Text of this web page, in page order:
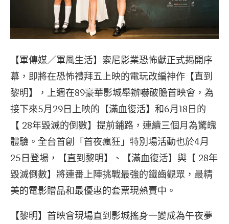
【軍傳媒／軍風生活】索尼影業恐怖獻正式揭開序
幕，即將在恐怖禮拜五上映的電玩改編神作【直到
黎明】，上週在89豪華影城舉辦嚇破膽首映會，為
接下來5月29日上映的【滿血復活】和6月18日的
【 28年毀滅的倒數】提前鋪路，連續三個月為驚魄
體驗。全台首創「首夜瘋狂」特別場活動也於4月
25日登場，【直到黎明】、【滿血復活】與【 28年
毀滅倒數】將連番上陣挑戰最強的鐵齒觀眾，最精
美的電影贈品和最優惠的套票現熱賣中。
【黎明】首映會現場直到影城搖身一變成為午夜夢